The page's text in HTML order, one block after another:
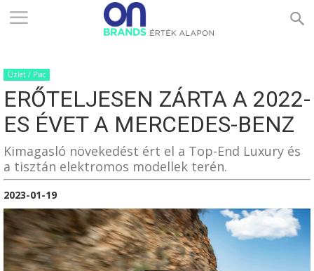
ONBRANDS
–
ALAPON
Üzlet / Piac
ERŐTELJESEN ZÁRTA A 2022-
ES ÉVET A MERCEDES-BENZ
Kimagasló növekedést ért el a Top-End Luxury és
a tisztán elektromos modellek terén.
2023-01-19